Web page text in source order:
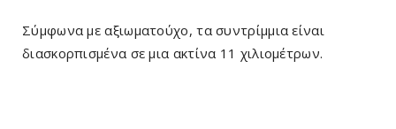
Σύμφωνα με αξιωματούχο, τα συντρίμμια είναι
διασκορπισμένα σε μια ακτίνα 11 χιλιομέτρων.